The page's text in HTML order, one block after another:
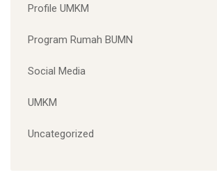
Profile UMKM
Program Rumah BUMN
Social Media
UMKM
Uncategorized